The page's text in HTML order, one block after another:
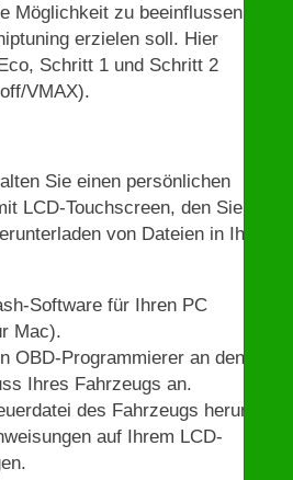
Möglichkeit zu beeinflussen,
erzielen soll. Hier
Schritt 1 und Schritt 2
VMAX).
Sie einen persönlichen
LCD-Touchscreen, den Sie
von Dateien in Ihrem
Software für Ihren PC
Mac).
OBD-Programmierer an den
Ihres Fahrzeugs an.
des Fahrzeugs herunter,
auf Ihrem LCD-